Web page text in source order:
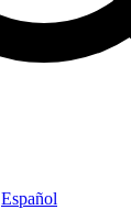
Español